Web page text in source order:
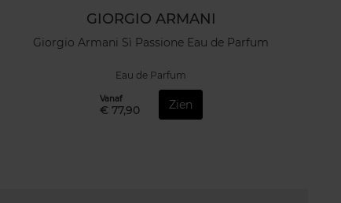
GIORGIO ARMANI
Giorgio Armani Sì Passione Eau de Parfum
Eau de Parfum
Vanaf
€ 77,90 Zien